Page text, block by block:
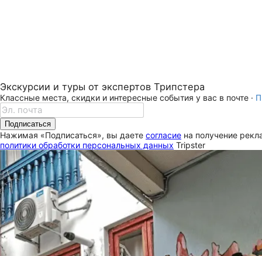
Экскурсии и туры от экспертов Трипстера
Классные места, скидки и интересные события у вас в почте ·
Подписаться
Нажимая «Подписаться», вы даете согласие на получение
политики обработки персональных данных Tripster